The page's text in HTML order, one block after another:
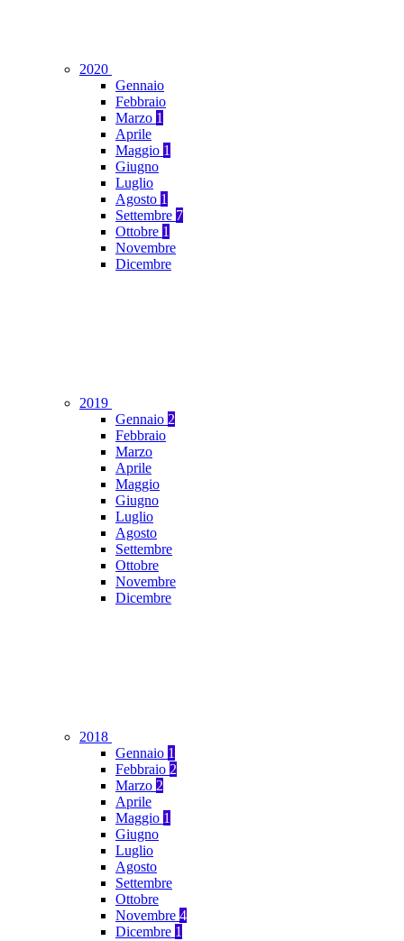
2020
Gennaio
Febbraio
Marzo 1
Aprile
Maggio 1
Giugno
Luglio
Agosto 1
Settembre 7
Ottobre 1
Novembre
Dicembre
2019
Gennaio 2
Febbraio
Marzo
Aprile
Maggio
Giugno
Luglio
Agosto
Settembre
Ottobre
Novembre
Dicembre
2018
Gennaio 1
Febbraio 2
Marzo 2
Aprile
Maggio 1
Giugno
Luglio
Agosto
Settembre
Ottobre
Novembre 4
Dicembre 1